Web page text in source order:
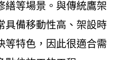
繕等場景。與傳統鷹架
具備移動性高、架設時
等特色，因此很適合需